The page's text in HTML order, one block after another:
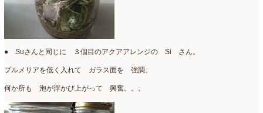
● Suさんと同じに ３個目のアクアアレンジの Si さん。
プルメリアを低く入れて ガラス面を 強調。
何か所も 泡が浮かび上がって 興奮。。。